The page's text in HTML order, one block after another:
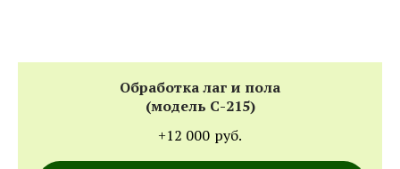
Обработка лаг и пола
(модель С-215)
+12 000 руб.